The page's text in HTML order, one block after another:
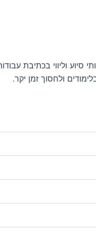
וליווי בכתיבת
ולחסוך זמן יקר.